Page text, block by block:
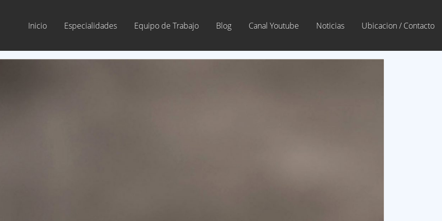
Inicio Especialidades Equipo de Trabajo Blog Canal Youtube Noticias Ubicacion / Contacto